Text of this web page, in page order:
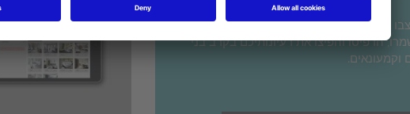
את חדר האמבטיה האישי שלכם לפי טעמכם
הדפיסו והפיצו את רעיונותיכם בקרב בני